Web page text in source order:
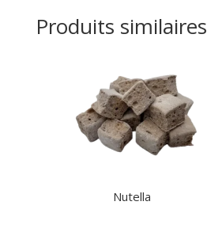
Produits similaires
Nutella